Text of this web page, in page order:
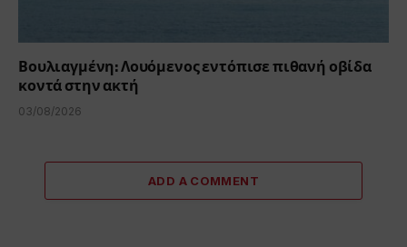
Βουλιαγμένη: Λουόμενος εντόπισε πιθανή οβίδα
κοντά στην ακτή
03/08/2026
ADD A COMMENT